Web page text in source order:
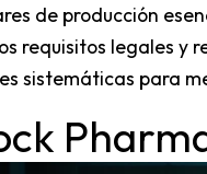
de producción
requisitos legales y
sistemáticas para